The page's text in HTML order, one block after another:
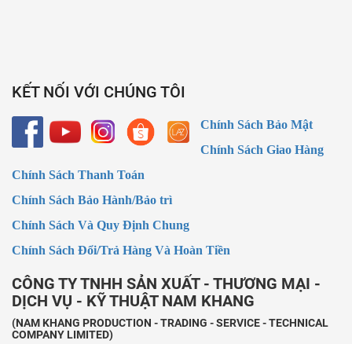
KẾT NỐI VỚI CHÚNG TÔI
Chính Sách Bảo Mật
Chính Sách Giao Hàng
Chính Sách Thanh Toán
Chính Sách Bảo Hành/Bảo trì
Chính Sách Và Quy Định Chung
Chính Sách Đổi/Trả Hàng Và Hoàn Tiền
CÔNG TY TNHH SẢN XUẤT - THƯƠNG MẠI -
DỊCH VỤ - KỸ THUẬT NAM KHANG
(NAM KHANG PRODUCTION - TRADING - SERVICE - TECHNICAL
COMPANY LIMITED)